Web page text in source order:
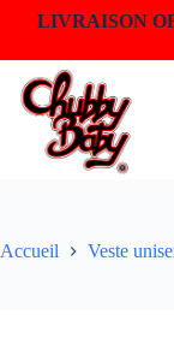
LIVRAISON
Accueil Veste